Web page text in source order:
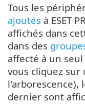
Tous les
ajoutés à ESET
affichés dans
dans des
affecté à un seul
vous cliquez sur
l'arborescence),
dernier sont